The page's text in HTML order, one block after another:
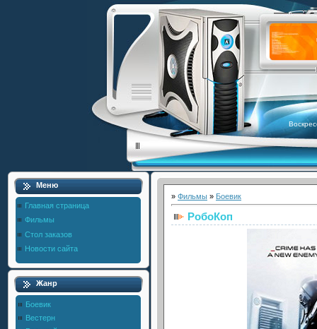
Меню
Главная страница
Фильмы
Стол заказов
Новости сайта
Жанр
Боевик
Вестерн
» Фильмы » Боевик
РобоКоп